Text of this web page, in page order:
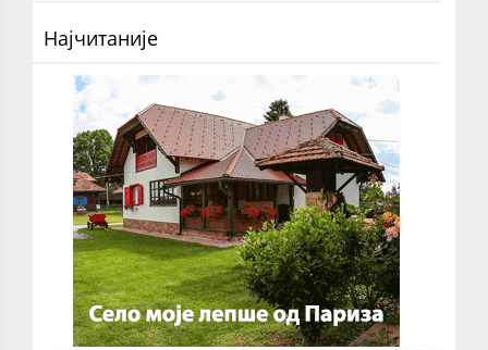
Најчитаније